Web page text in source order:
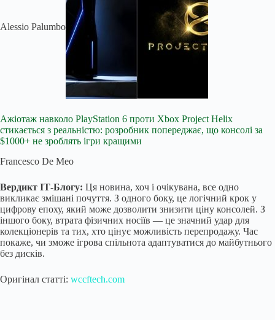
Alessio Palumbo
Ажіотаж навколо PlayStation 6 проти Xbox Project Helix
стикається з реальністю: розробник попереджає, що консолі за
$1000+ не зроблять ігри кращими
Francesco De Meo
Вердикт ІТ-Блогу: Ця новина, хоч і очікувана, все одно
викликає змішані почуття. З одного боку, це логічний крок у
цифрову епоху, який може дозволити знизити ціну консолей. З
іншого боку, втрата фізичних носіїв — це значний удар для
колекціонерів та тих, хто цінує можливість перепродажу. Час
покаже, чи зможе ігрова спільнота адаптуватися до майбутнього
без дисків.
Оригінал статті: wccftech.com